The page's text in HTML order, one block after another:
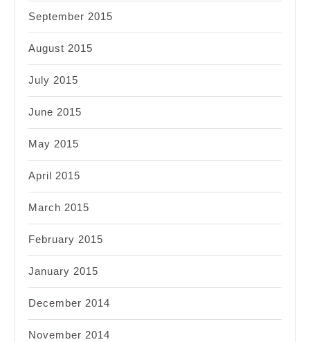
September 2015
August 2015
July 2015
June 2015
May 2015
April 2015
March 2015
February 2015
January 2015
December 2014
November 2014